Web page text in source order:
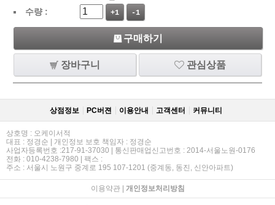
수량 :
+1 -1
구매하기
장바구니 관심상품
상점정보 PC버젼 이용안내 고객센터 커뮤니티
상호명 : 오케이서적
대표 : 정경순 | 개인정보 보호 책임자 : 정경순
사업자등록번호 :217-91-37030 | 통신판매업신고번호 : 2014-서울노원-0176
전화 : 010-4238-7980 | 팩스 :
주소 : 서울시 노원구 중계로 195 107-1201 (중계동, 동진, 신안아파트)
이용약관| 개인정보처리방침